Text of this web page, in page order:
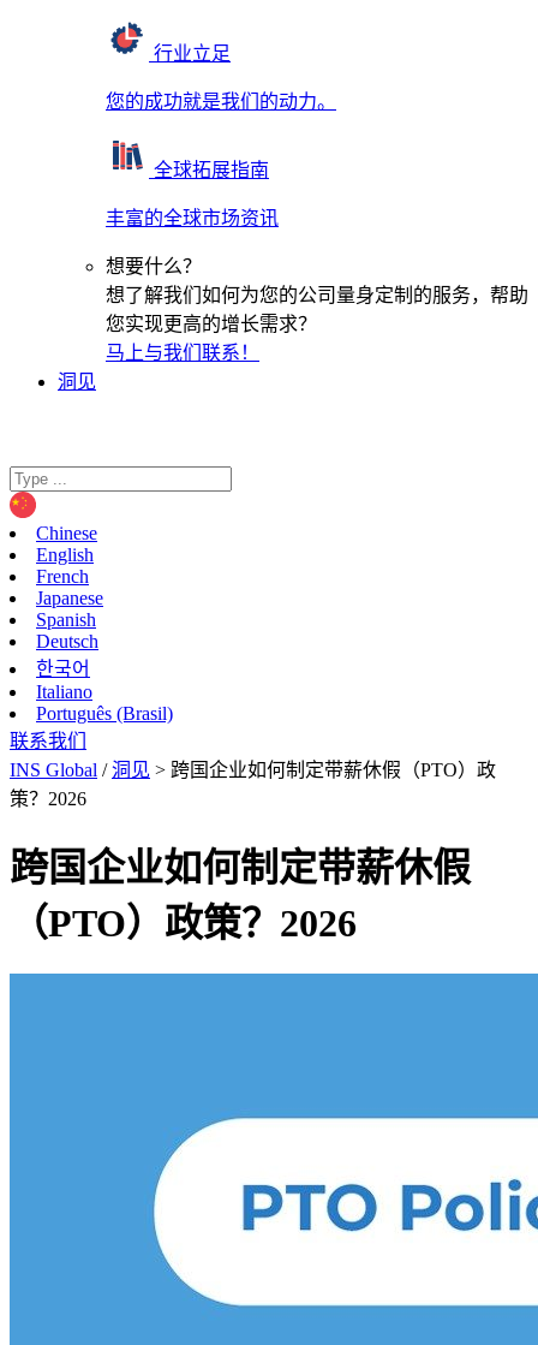
行业立足
您的成功就是我们的动力。
全球拓展指南
丰富的全球市场资讯
想要什么？
想了解我们如何为您的公司量身定制的服务，帮助
您实现更高的增长需求？
马上与我们联系！
洞见
Chinese
English
French
Japanese
Spanish
Deutsch
한국어
Italiano
Português (Brasil)
联系我们
INS Global /洞见 > 跨国企业如何制定带薪休假（PTO）政
策？2026
跨国企业如何制定带薪休假
（PTO）政策？2026